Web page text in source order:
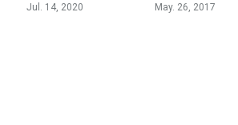
Jul. 14, 2020 May. 26, 2017